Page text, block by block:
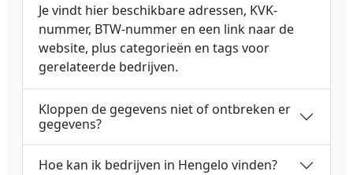
Je vindt hier beschikbare adressen, KVK-
nummer, BTW-nummer en een link naar de
website, plus categorieën en tags voor
gerelateerde bedrijven.
Kloppen de gegevens niet of ontbreken er
gegevens?
Hoe kan ik bedrijven in Hengelo vinden?